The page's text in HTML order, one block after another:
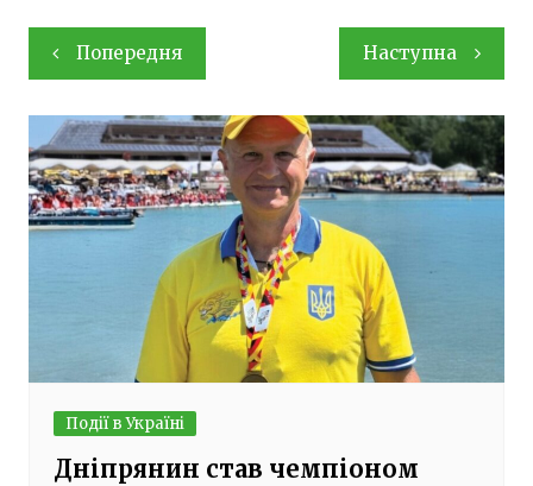
Навігація
записів
Попередня Наступна
Події в Україні
Дніпрянин став чемпіоном